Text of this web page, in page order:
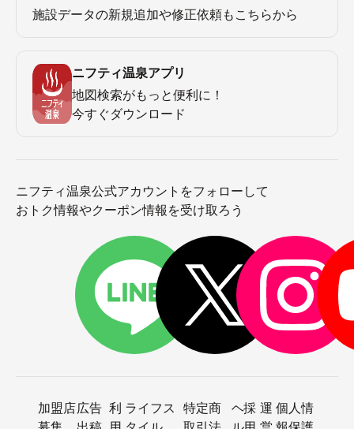
施設データの新規追加や修正依頼もこちらから
ニフティ温泉アプリ
地図検索がもっと便利に！
今すぐダウンロード
ニフティ温泉公式アカウントをフォローして
おトク情報やクーポン情報を受け取ろう
加盟店広告 利 ライフス
特定商
ヘ採 運 個人情